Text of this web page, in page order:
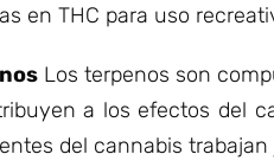
en THC para uso
Los terpenos son
a los efectos del
del cannabis